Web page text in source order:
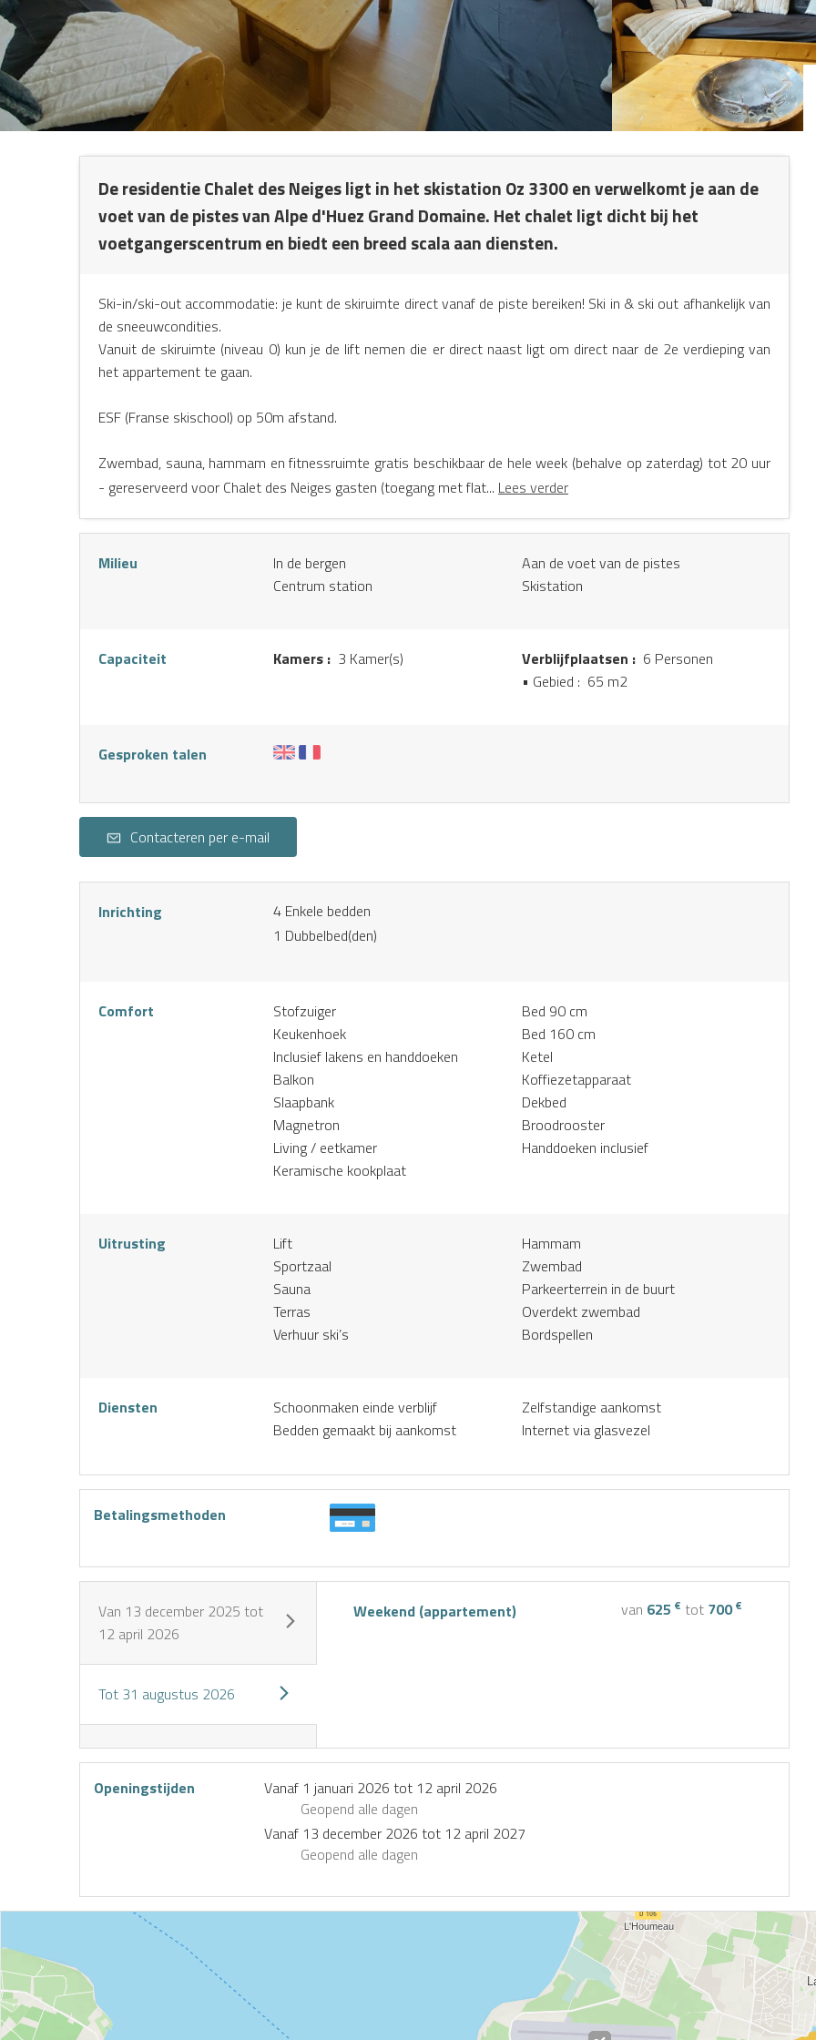
activiteit
online
Ik koop
mijn
pakket
De residentie Chalet des Neiges ligt in het skistation Oz 3300 en verwelkomt je aan de
voet van de pistes van Alpe d'Huez Grand Domaine. Het chalet ligt dicht bij het
voetgangerscentrum en biedt een breed scala aan diensten.
Ski-in/ski-out accommodatie: je kunt de skiruimte direct vanaf de piste bereiken! Ski in & ski out afhankelijk van
de sneeuwcondities.
Vanuit de skiruimte (niveau 0) kun je de lift nemen die er direct naast ligt om direct naar de 2e verdieping van
het appartement te gaan.
ESF (Franse skischool) op 50m afstand.
Zwembad, sauna, hammam en fitnessruimte gratis beschikbaar de hele week (behalve op zaterdag) tot 20 uur
- gereserveerd voor Chalet des Neiges gasten (toegang met flat... Lees verder
Milieu In de bergen
Aan de voet van de pistes
Centrum station
Skistation
Capaciteit Kamers : 3 Kamer(s) Verblijfplaatsen : 6 Personen
• Gebied : 65 m2
Gesproken talen
Contacteren per e-mail
Inrichting 4 Enkele bedden
1 Dubbelbed(den)
Comfort
Stofzuiger
Keukenhoek
Inclusief lakens en handdoeken
Balkon
Slaapbank
Magnetron
Living / eetkamer
Keramische kookplaat
Bed 90 cm
Bed 160 cm
Ketel
Koffiezetapparaat
Dekbed
Broodrooster
Handdoeken inclusief
Uitrusting
Lift
Sportzaal
Sauna
Terras
Verhuur ski’s
Hammam
Zwembad
Parkeerterrein in de buurt
Overdekt zwembad
Bordspellen
Diensten
Schoonmaken einde verblijf
Bedden gemaakt bij aankomst
Zelfstandige aankomst
Internet via glasvezel
Betalingsmethoden
Van 13 december 2025 tot
12 april 2026
Tot 31 augustus 2026
Weekend (appartement) van 625 € tot 700€
Openingstijden Vanaf 1 januari 2026 tot 12 april 2026
Geopend alle dagen
Vanaf 13 december 2026 tot 12 april 2027
Geopend alle dagen